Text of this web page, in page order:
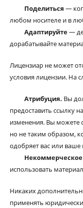
Поделиться —
любом носителе и в
Адаптируйте—
дорабатывайте
Лицензиар не может
условия лицензии. На
Атрибуция. Вы
предоставить ссылку
изменения. Вы можете
но не таким образом,
одобряет вас или ваше
использовать
Никаких
применять